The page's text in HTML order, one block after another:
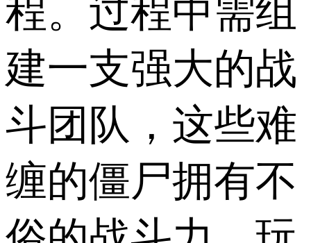
程。过程中需组
建一支强大的战
斗团队，这些难
缠的僵尸拥有不